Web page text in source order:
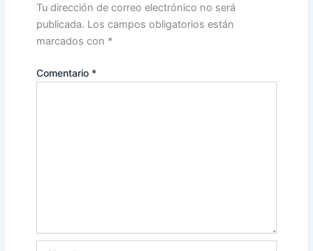
Tu dirección de correo electrónico no será
publicada. Los campos obligatorios están
marcados con *
Comentario *